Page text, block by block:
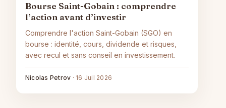
Bourse Saint-Gobain : comprendre
l’action avant d’investir
Comprendre l'action Saint-Gobain (SGO) en
bourse : identité, cours, dividende et risques,
avec recul et sans conseil en investissement.
Nicolas Petrov · 16 Juil 2026